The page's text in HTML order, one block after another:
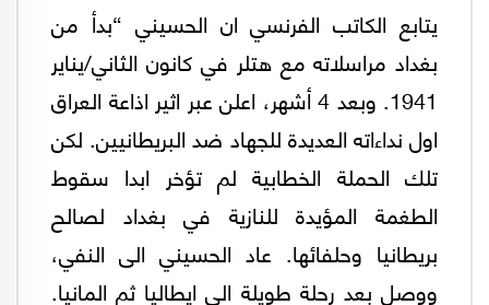
يتابع الكاتب الفرنسي ان الحسيني “بدأ من
بغداد مراسلاته مع هتلر في كانون الثاني/يناير
1941. وبعد 4 أشهر، اعلن عبر اثير اذاعة العراق
اول نداءاته العديدة للجهاد ضد البريطانيين. لكن
تلك الحملة الخطابية لم تؤخر ابدا سقوط
الطغمة المؤيدة للنازية في بغداد لصالح
بريطانيا وحلفائها. عاد الحسيني الى النفي،
ووصل بعد رحلة طويلة الى ايطاليا ثم المانيا.